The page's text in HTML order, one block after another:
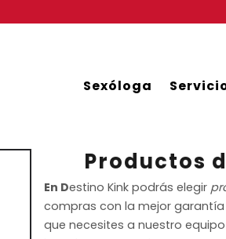
Sexóloga
Productos
En Destino Kink podrás elegir
compras con la mejor
que necesites a nuestro